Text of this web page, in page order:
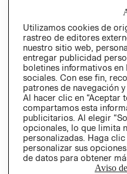
Chile ($)
Utilizamos cookies de
rastreo de editores
nuestro sitio web,
entregar publicidad
boletines informativos en
sociales. Con ese fin,
patrones de navegación
Al hacer clic en “Aceptar
compartamos esta
publicitarios. Al elegir
opcionales, lo que limita
personalizadas. Haga
personalizar sus
de datos para obtener
Aviso